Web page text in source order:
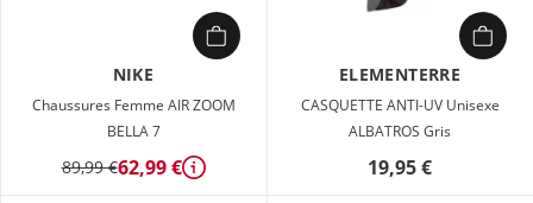
NIKE
Chaussures Femme AIR ZOOM
BELLA 7
89,99 €62,99 € Détails
ELEMENTERRE
CASQUETTE ANTI-UV Unisexe
ALBATROS Gris
19,95 €